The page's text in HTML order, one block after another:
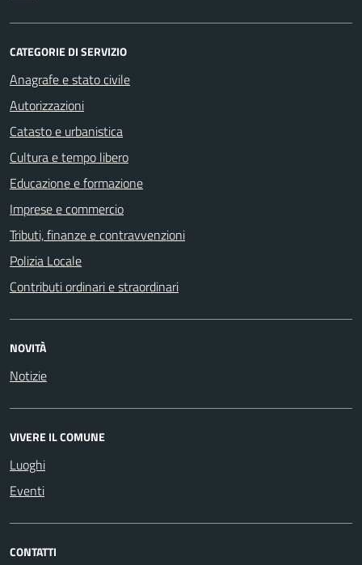
CATEGORIE DI SERVIZIO
Anagrafe e stato civile
Autorizzazioni
Catasto e urbanistica
Cultura e tempo libero
Educazione e formazione
Imprese e commercio
Tributi, finanze e contravvenzioni
Polizia Locale
Contributi ordinari e straordinari
NOVITÀ
Notizie
VIVERE IL COMUNE
Luoghi
Eventi
CONTATTI